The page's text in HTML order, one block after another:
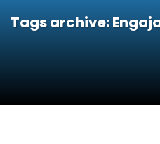
Tags archive: